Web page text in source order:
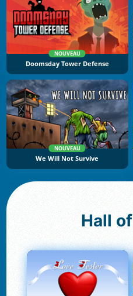
NOUVEAU
Doomsday Tower Defense
NOUVEAU
We Will Not Survive
Hall of